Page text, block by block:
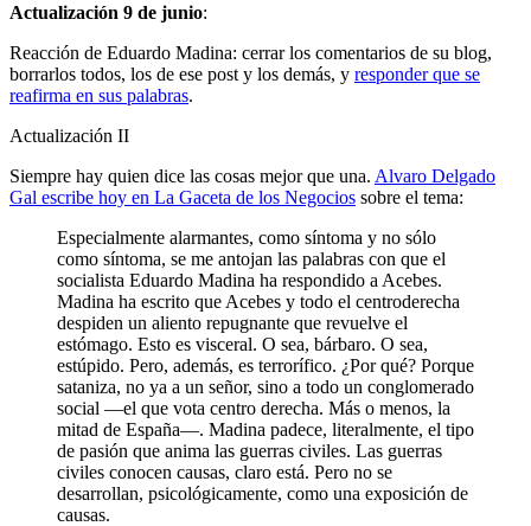
Actualización 9 de junio:
Reacción de Eduardo Madina: cerrar los comentarios de su blog,
borrarlos todos, los de ese post y los demás, y responder que se
reafirma en sus palabras.
Actualización II
Siempre hay quien dice las cosas mejor que una. Alvaro Delgado
Gal escribe hoy en La Gaceta de los Negocios sobre el tema:
Especialmente alarmantes, como síntoma y no sólo
como síntoma, se me antojan las palabras con que el
socialista Eduardo Madina ha respondido a Acebes.
Madina ha escrito que Acebes y todo el centroderecha
despiden un aliento repugnante que revuelve el
estómago. Esto es visceral. O sea, bárbaro. O sea,
estúpido. Pero, además, es terrorífico. ¿Por qué? Porque
sataniza, no ya a un señor, sino a todo un conglomerado
social —el que vota centro derecha. Más o menos, la
mitad de España—. Madina padece, literalmente, el tipo
de pasión que anima las guerras civiles. Las guerras
civiles conocen causas, claro está. Pero no se
desarrollan, psicológicamente, como una exposición de
causas.